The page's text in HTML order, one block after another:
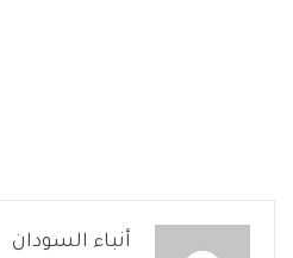
أنباء السودان